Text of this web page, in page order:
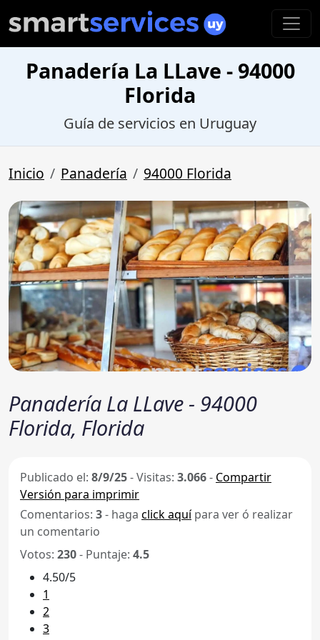
Panadería La LLave - 94000
Florida
Guía de servicios en Uruguay
Inicio Panadería 94000 Florida
Panadería La LLave - 94000
Florida, Florida
Publicado el: 8/9/25-Visitas: 3.066- Compartir
Versión para imprimir
Comentarios: 3- haga click aquípara ver ó realizar
un comentario
Votos: 230- Puntaje: 4.5
4.50/5
1
2
3